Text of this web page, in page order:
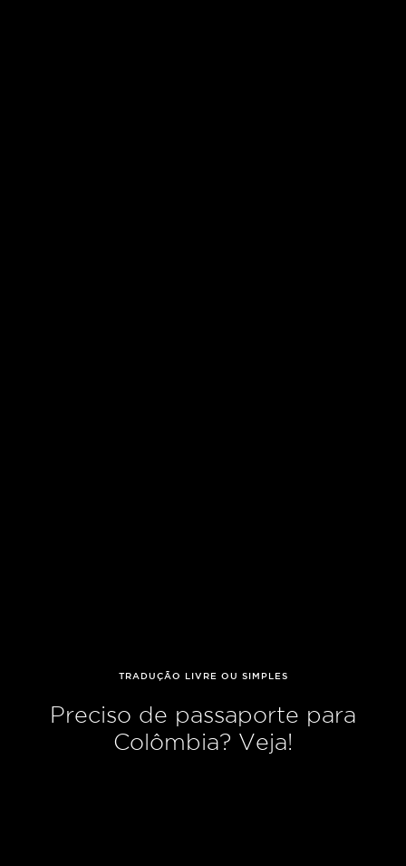
TRADUÇÃO LIVRE OU SIMPLES
Preciso de passaporte para
Colômbia? Veja!